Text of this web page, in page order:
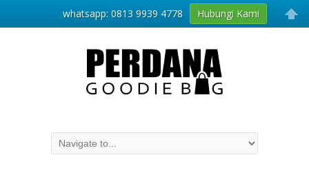
whatsapp: 0813 9939 4778 Hubungi Kami